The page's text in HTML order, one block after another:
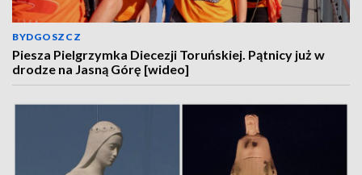
BYDGOSZCZ
Piesza Pielgrzymka Diecezji Toruńskiej. Pątnicy już w
drodze na Jasną Górę [wideo]